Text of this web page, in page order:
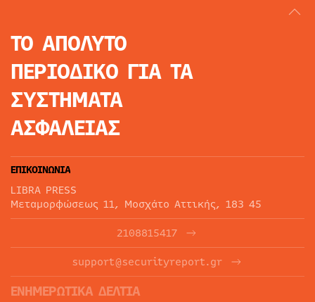
ΤΟ ΑΠΟΛΥΤΟ
ΠΕΡΙΟΔΙΚΟ ΓΙΑ ΤΑ
ΣΥΣΤΗΜΑΤΑ
ΑΣΦΑΛΕΙΑΣ
ΕΠΙΚΟΙΝΩΝΙΑ
LIBRA PRESS
Μεταμορφώσεως 11, Μοσχάτο Αττικής, 183 45
2108815417
support@securityreport.gr
ΕΝΗΜΕΡΩΤΙΚΑ ΔΕΛΤΙΑ